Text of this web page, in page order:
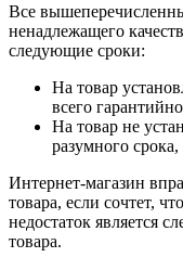
Все
ненадлежащего
следующие сроки:
На товар
всего
На товар не
разумного
Интернет-магазин
товара, если сочтет,
недостаток является
товара.